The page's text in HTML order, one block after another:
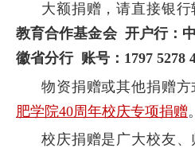
大额捐赠，请直接银行
教育合作基金会 开户行：
徽省分行 账号： 1797 5278
物资捐赠或其他捐赠
肥学院40周年校庆专项捐赠。
校庆捐赠是广大校友